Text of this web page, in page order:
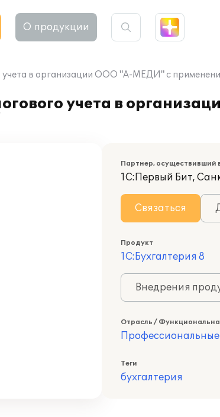
О продукции
учета в организации ООО "А-МЕДИ" с
учета в
Партнер, осуществивший
1С:Первый Бит,
Связаться
Продукт
1С:Бухгалтерия 8
Внедрения
Отрасль /
Профессиональные
Теги
бухгалтерия